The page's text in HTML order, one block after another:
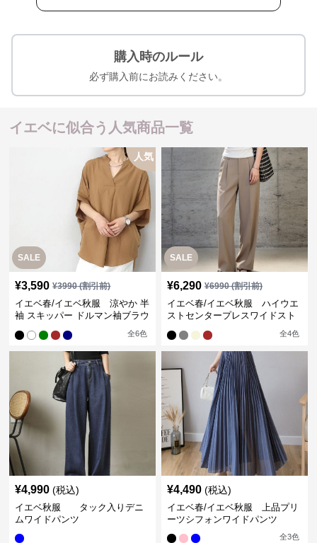
購入時のルール
必ず購入前にお読みください。
イエベに似合う人気商品一覧
SALE
人気
¥3,590 ¥3990(割引前)
イエベ春/イエベ秋服 涼やか 半
袖 スキッパー ドルマン袖ブラウ
全6色
SALE
¥6,290 ¥6990(割引前)
イエベ春/イエベ秋服 ハイウエ
ストセンタープレスワイドスト
全4色
¥4,990 (税込)
イエベ秋服 タック入りデニ
ムワイドパンツ
¥4,490 (税込)
イエベ春/イエベ秋服 上品プリ
ーツシフォンワイドパンツ
全3色